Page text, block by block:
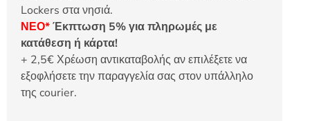
Lockers στα νησιά.
ΝΕΟ*Έκπτωση 5% για πληρωμές με
κατάθεση ή κάρτα!
+ 2,5€ Χρέωση αντικαταβολής αν επιλέξετε να
εξοφλήσετε την παραγγελία σας στον υπάλληλο
της courier.